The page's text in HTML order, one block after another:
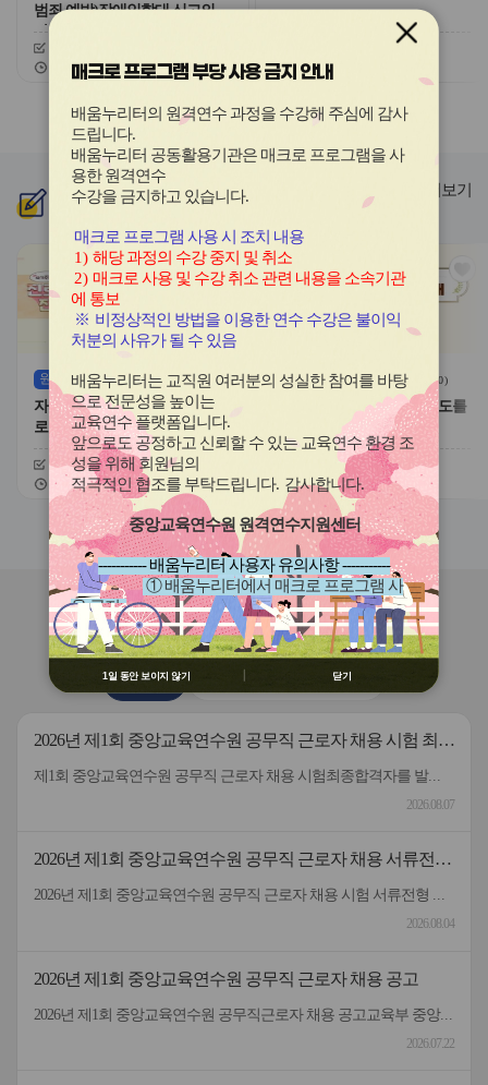
범죄 예방)장애인학대 신고의무
자 교육
교육기간
26.03.03 ~ 26.12.20
26.02.03 ~ 26.12.20
교육기간
슬
라
이
드
버
튼
이
전
슬
라
이
드
다
음
신규과정
관
심
이
콘
원격 (상시) ( 0)
자기주도적 진로개발 역량과 진
로학습 유형
신청기간
26.08.03 ~ 26.12.20
교육기간
26.08.03 ~ 26.12.20
관
심
아
원격(상시) 0)
대한민국 새내기 유권자 지도를
위한 학생 선거교육의 이해
26.07.20 ~ 26.12.20
교육기간
26.07.20 ~ 26.12.20
슬
라
이
드
버
튼
이
전
슬
이
드
버
튼
다
더보기
연수원소식
공지사항 2026 원격연수 모니터링단
2026년 제1회 중앙교육연수원 공무직 근로자 채용 시험 최종
제1회 중앙교육연수원 공무직 근로자 채용 시험최종합격자를 발표하고 등록 안내드립니다.응시해주신 모든 분께 감사드립니다.
2026.08.07
2026년 제1회 중앙교육연수원 공무직 근로자 채용 서류전형
2026년 제1회 중앙교육연수원 공무직 근로자 채용 시험 서류전형 합격자 및 면접일정을 안내드립니다.* 채용분야 - 공무직(미화원)* 서류전형 합격자 : 5명* 합격자 명단 및 면접일정 안내 : 붙임 참고 * 서류 전형 합격자분들은 면접 일정을 참고하여 차질 없이 임해주길 부탁드리며, 응시해주신 모든 분들께 행복한 일들 가득하시길 바랍니다.- 중앙교육연수원 -
2026.08.04
2026년 제1회 중앙교육연수원 공무직 근로자 채용 공고
2026년 제1회 중앙교육연수원 공무직근로자 채용 공고교육부 중앙교육연수원에서 근무할 공무직 근로자를 다음과 같이 공개 모집하오니 성실하고 역량있는 분들의 많은 응시 바랍니다. 2026년 7월 22일 중앙교육연수원장1. 선발직종: 환경미화직(미화원) / 공무직 근로자2. 선발인원: 1명3. 채용기간: 계약일~정년(만65세)까지​4. 담당업무: 청사 실내외 청소 및 환경정리 등5. 근무형태: 기본근무(월~금), 1일 8시간(07:00~16:00, 휴게시간 1시간 제외) 근무6. 근무장소: 중앙교육연수원(대구 동구 혁신도시 내 위치)7. 보수: 월 236만원 수준(세전), 명절휴가비 등 별도 지급8. 원서 접수기간: 7.22.(수) ~ 7.30.(목)9. 접수방법: 방문접수, 우편접수 (공고문 참조)10. 문의전화: 중앙교육연수원 연수지원협력과 채용담당자 ☏053-980-6514
2026.07.22
매크로 프로그램 부당 사용 금지 안내
배움누리터의 원격연수 과정을 수강해 주심에 감사
드립니다.
배움누리터 공동활용기관은 매크로 프로그램을 사
용한원격연수
수강을 금지하고 있습니다.
매크로 프로그램 사용 시 조치 내용
1) 해당 과정의 수강 중지 및 취소
2) 매크로 사용 및 수강 취소 관련 내용을 소속기관
에 통보
※ 비정상적인 방법을 이용한 연수 수강은 불이익
처분의 사유가 될 수 있음
배움누리터는 교직원 여러분의 성실한 참여를 바탕
으로 전문성을 높이는
교육연수 플랫폼입니다.
앞으로도 공정하고 신뢰할 수 있는 교육연수 환경 조
성을 위해 회원님의
적극적인 협조를 부탁드립니다. 감사합니다.
중앙교육연수원 원격연수지원센터
----------- 배움누리터 사용자 유의사항 -----------
① 배움누리터에서 매크로 프로그램 사
용 금지
② 배움누리터 수강용 매크로 프로그램
제작 배포 금지
③ 유무료 매크로 프로그램 사용을 블로
그 등에 홍보 금지
유가 될 수 있음
1일 동안 보이지 않기 닫기